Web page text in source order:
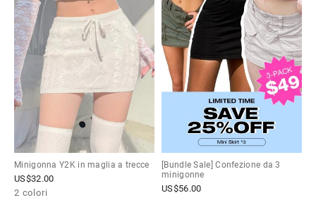
Minigonna Y2K in maglia a trecce
US$32.00
2 colori
[Bundle Sale] Confezione da 3
minigonne
US$56.00